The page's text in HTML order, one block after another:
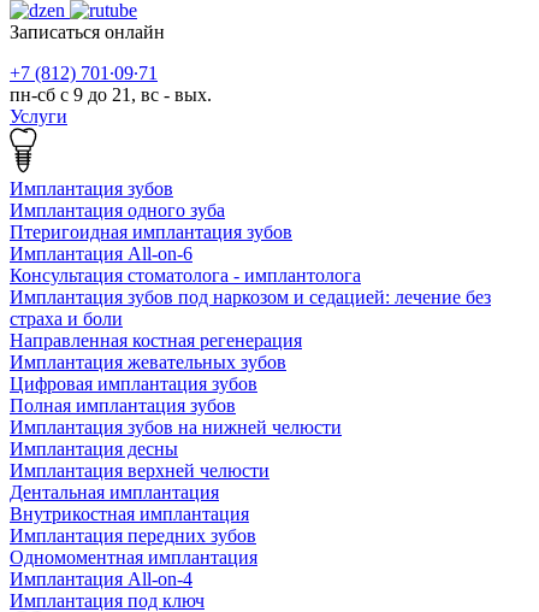
Записаться онлайн
+7 (812) 701∙09∙71
пн-сб с 9 до 21, вс - вых.
Услуги
Имплантация зубов
Имплантация одного зуба
Птеригоидная имплантация зубов
Имплантация All-on-6
Консультация стоматолога - имплантолога
Имплантация зубов под наркозом и седацией: лечение без
страха и боли
Направленная костная регенерация
Имплантация жевательных зубов
Цифровая имплантация зубов
Полная имплантация зубов
Имплантация зубов на нижней челюсти
Имплантация десны
Имплантация верхней челюсти
Дентальная имплантация
Внутрикостная имплантация
Имплантация передних зубов
Одномоментная имплантация
Имплантация All-on-4
Имплантация под ключ